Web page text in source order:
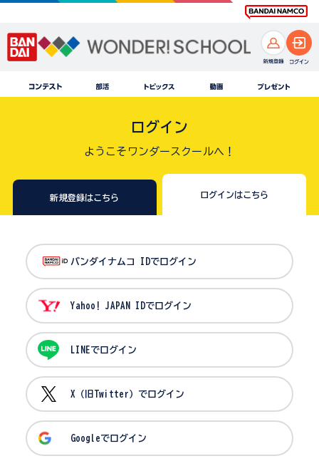
ログイン
ようこそワンダースクールへ！
新規登録はこちら ログインはこちら
バンダイナムコ IDでログイン
Yahoo! JAPAN IDでログイン
LINEでログイン
X（旧Twitter）でログイン
Googleでログイン